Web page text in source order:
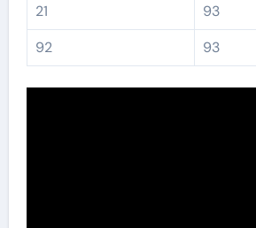
21
93
92
93